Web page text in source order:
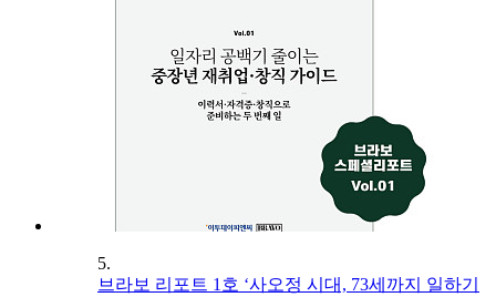
5.
브라보 리포트 1호 ‘사오정 시대, 73세까지 일하기